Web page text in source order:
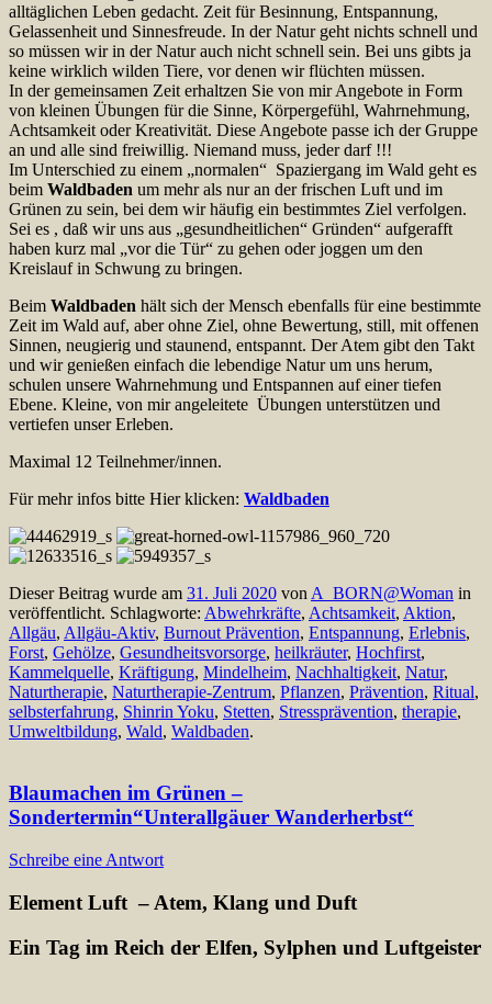
alltäglichen Leben gedacht. Zeit für Besinnung, Entspannung,
Gelassenheit und Sinnesfreude. In der Natur geht nichts schnell und
so müssen wir in der Natur auch nicht schnell sein. Bei uns gibts ja
keine wirklich wilden Tiere, vor denen wir flüchten müssen.
In der gemeinsamen Zeit erhaltzen Sie von mir Angebote in Form
von kleinen Übungen für die Sinne, Körpergefühl, Wahrnehmung,
Achtsamkeit oder Kreativität. Diese Angebote passe ich der Gruppe
an und alle sind freiwillig. Niemand muss, jeder darf !!!
Im Unterschied zu einem „normalen“ Spaziergang im Wald geht es
beim Waldbaden um mehr als nur an der frischen Luft und im
Grünen zu sein, bei dem wir häufig ein bestimmtes Ziel verfolgen.
Sei es , daß wir uns aus „gesundheitlichen“ Gründen“ aufgerafft
haben kurz mal „vor die Tür“ zu gehen oder joggen um den
Kreislauf in Schwung zu bringen.
Beim Waldbaden hält sich der Mensch ebenfalls für eine bestimmte
Zeit im Wald auf, aber ohne Ziel, ohne Bewertung, still, mit offenen
Sinnen, neugierig und staunend, entspannt. Der Atem gibt den Takt
und wir genießen einfach die lebendige Natur um uns herum,
schulen unsere Wahrnehmung und Entspannen auf einer tiefen
Ebene. Kleine, von mir angeleitete Übungen unterstützen und
vertiefen unser Erleben.
Maximal 12 Teilnehmer/innen.
Für mehr infos bitte Hier klicken: Waldbaden
Dieser Beitrag wurde am 31. Juli 2020 von A_BORN@Woman in
veröffentlicht. Schlagworte: Abwehrkräfte, Achtsamkeit, Aktion,
Allgäu, Allgäu-Aktiv, Burnout Prävention, Entspannung, Erlebnis,
Forst, Gehölze, Gesundheitsvorsorge, heilkräuter, Hochfirst,
Kammelquelle, Kräftigung, Mindelheim, Nachhaltigkeit, Natur,
Naturtherapie, Naturtherapie-Zentrum, Pflanzen, Prävention, Ritual,
selbsterfahrung, Shinrin Yoku, Stetten, Stressprävention, therapie,
Umweltbildung, Wald, Waldbaden.
Blaumachen im Grünen –
Sondertermin“Unterallgäuer Wanderherbst“
Schreibe eine Antwort
Element Luft – Atem, Klang und Duft
Ein Tag im Reich der Elfen, Sylphen und Luftgeister